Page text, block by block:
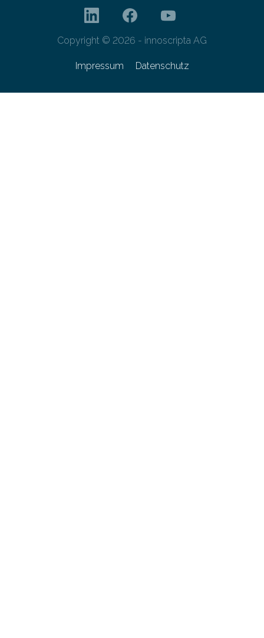
Copyright © 2026 - innoscripta AG
Impressum Datenschutz